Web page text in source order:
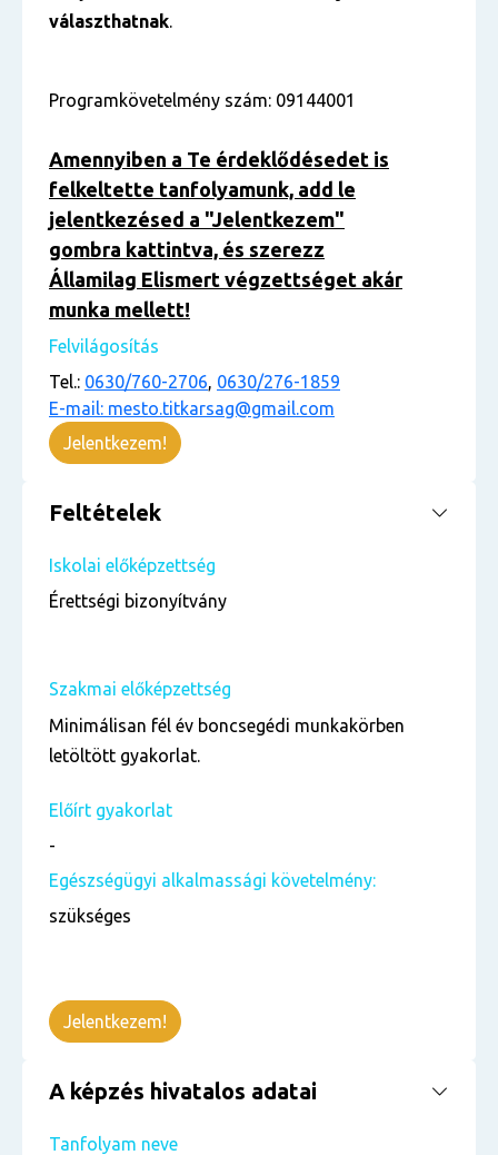
választhatnak.
Programkövetelmény szám: 09144001
Amennyiben a Te érdeklődésedet is
felkeltette tanfolyamunk, add le
jelentkezésed a "Jelentkezem"
gombra kattintva, és szerezz
Államilag Elismert végzettséget akár
munka mellett!
Felvilágosítás
Tel.: 0630/760-2706, 0630/276-1859
E-mail: mesto.titkarsag@gmail.com
Jelentkezem!
Feltételek
Iskolai előképzettség
Érettségi bizonyítvány
Szakmai előképzettség
Minimálisan fél év boncsegédi munkakörben
letöltött gyakorlat.
Előírt gyakorlat
-
Egészségügyi alkalmassági követelmény:
szükséges
Jelentkezem!
A képzés hivatalos adatai
Tanfolyam neve